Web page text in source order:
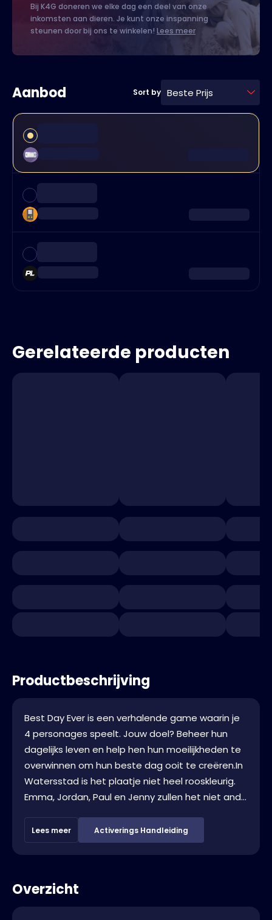
Bij K4G doneren we elke dag een deel van onze
inkomsten aan dieren. Je kunt onze inspanning
steunen door bij ons te winkelen! Lees meer
Aanbod Sort by Beste Prijs
Gerelateerde producten
Productbeschrijving
Best Day Ever is een verhalende game waarin je
4 personages speelt. Jouw doel? Beheer hun
dagelijks leven en help hen hun moeilijkheden te
overwinnen om hun beste dag ooit te creëren.In
Watersstad is het plaatje niet heel rooskleurig.
Emma, Jordan, Paul en Jenny zullen het niet and...
Lees meer Activerings Handleiding
Overzicht